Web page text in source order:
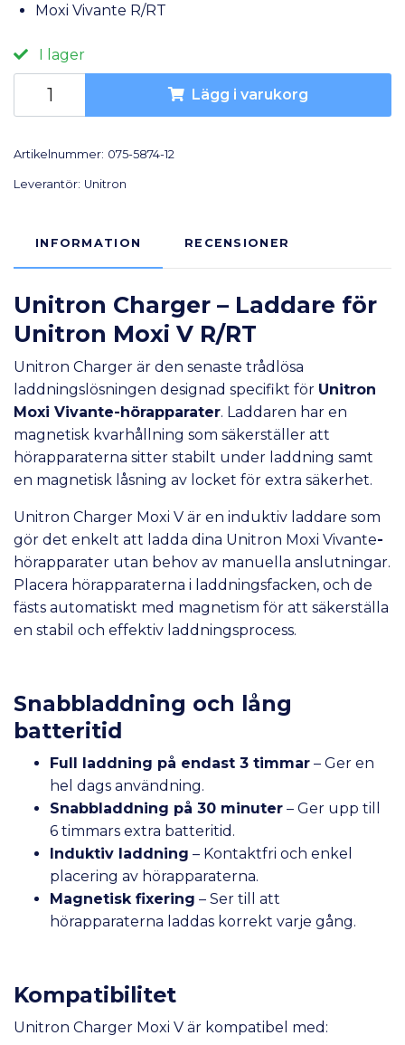
Moxi Vivante R/RT
I lager
Lägg i varukorg
Artikelnummer: 075-5874-12
Leverantör: Unitron
INFORMATION RECENSIONER
Unitron Charger – Laddare för
Unitron Moxi V R/RT
Unitron Charger är den senaste trådlösa
laddningslösningen designad specifikt för Unitron
Moxi Vivante-hörapparater. Laddaren har en
magnetisk kvarhållning som säkerställer att
hörapparaterna sitter stabilt under laddning samt
en magnetisk låsning av locket för extra säkerhet.
Unitron Charger Moxi V är en induktiv laddare som
gör det enkelt att ladda dina Unitron Moxi Vivante-
hörapparater utan behov av manuella anslutningar.
Placera hörapparaterna i laddningsfacken, och de
fästs automatiskt med magnetism för att säkerställa
en stabil och effektiv laddningsprocess.
Snabbladdning och lång
batteritid
Full laddning på endast 3 timmar – Ger en
hel dags användning.
Snabbladdning på 30 minuter – Ger upp till
6 timmars extra batteritid.
Induktiv laddning – Kontaktfri och enkel
placering av hörapparaterna.
Magnetisk fixering – Ser till att
hörapparaterna laddas korrekt varje gång.
Kompatibilitet
Unitron Charger Moxi V är kompatibel med: